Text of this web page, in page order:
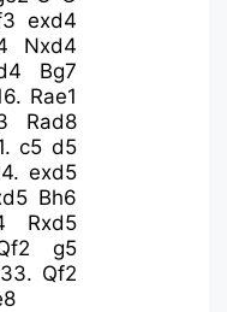
exd4
Nxd4
Bg7
Rae1
Rad8
c5 d5
exd5
Bh6
Rxd5
g5
33. Qf2